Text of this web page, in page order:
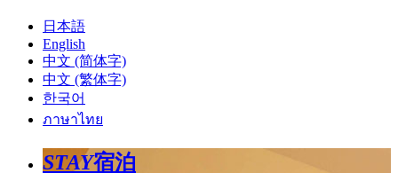
日本語
English
中文 (简体字)
中文 (繁体字)
한국어
ภาษาไทย
STAY宿泊